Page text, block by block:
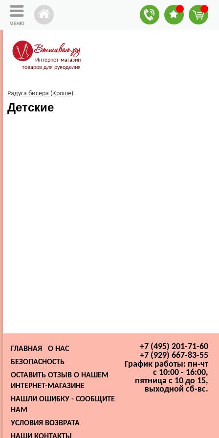
Интернет-магазин
товаров для рукоделия
Радуга бисера (Кроше)
Детские
+7 (495) 201-71-60
+7 (929) 667-83-55
График работы: пн-чт
с 10:00 - 16:00,
пятница с 10 до 15,
выходной сб-вс.
ГЛАВНАЯ
О НАС
БЕЗОПАСНОСТЬ
ОСТАВИТЬ ОТЗЫВ О НАШЕМ
ИНТЕРНЕТ-МАГАЗИНЕ
НАШЛИ ОШИБКУ - СООБЩИТЕ
НАМ
УСЛОВИЯ ВОЗВРАТА